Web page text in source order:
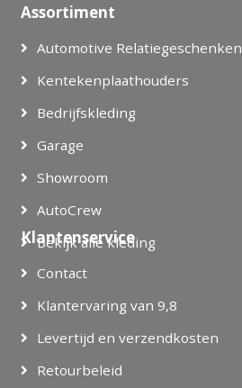
Assortiment
Automotive Relatiegeschenken
Kentekenplaathouders
Bedrijfskleding
Garage
Showroom
AutoCrew
Bekijk alle kleding
Klantenservice
Contact
Klantervaring van 9,8
Levertijd en verzendkosten
Retourbeleid